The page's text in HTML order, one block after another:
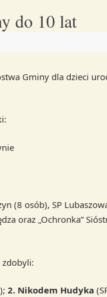
do 10 lat
Gminy dla dzieci
(8 osób), SP
oraz „Ochronka”
zdobyli:
2. Nikodem Hudyka